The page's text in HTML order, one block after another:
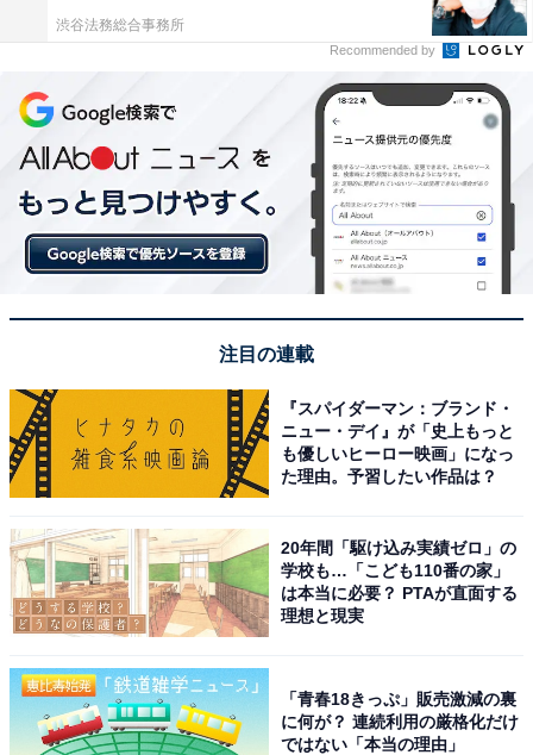
渋谷法務総合事務所
Recommended by
注目の連載
『スパイダーマン：ブランド・
ニュー・デイ』が「史上もっと
も優しいヒーロー映画」になっ
た理由。予習したい作品は？
20年間「駆け込み実績ゼロ」の
学校も…「こども110番の家」
は本当に必要？ PTAが直面する
理想と現実
「青春18きっぷ」販売激減の裏
に何が？ 連続利用の厳格化だけ
ではない「本当の理由」